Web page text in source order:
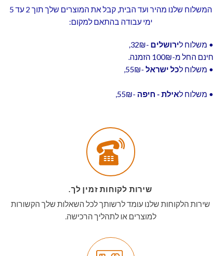
המשלוח שלנו מהיר ועד הבית, קבל את המוצרים שלך תוך 2 עד 5
ימי עבודה בהתאם למקום:
• משלוח לירושלים -32₪,
חינם החל מ-100₪ הזמנה.
• משלוח לכל ישראל -55₪,
• משלוח לאילת - חיפה -55₪,
שירות לקוחות זמין לך.
שירות הלקוחות שלנו עומד לרשותך לכל השאלות שלך הקשורות
למוצרים או לתהליך הרכישה.